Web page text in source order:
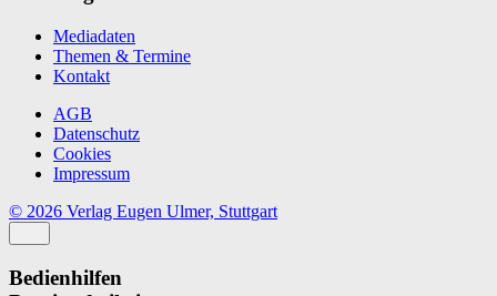
Mediadaten
Themen & Termine
Kontakt
AGB
Datenschutz
Cookies
Impressum
© 2026 Verlag Eugen Ulmer, Stuttgart
Bedienhilfen